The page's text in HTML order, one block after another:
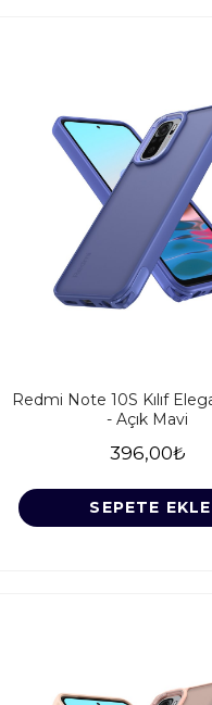
Redmi Note 10S Kılıf
- Açık Mavi
396,00₺
SEPETE EKLE